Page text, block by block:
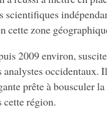
scientifiques
cette zone
2009 environ,
analystes occidentaux.
prête à bousculer
cette région.